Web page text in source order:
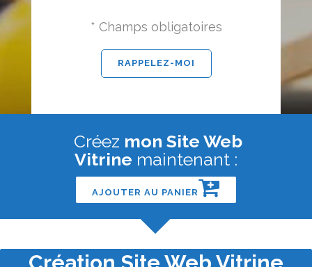
* Champs obligatoires
Créez mon Site Web
Vitrine maintenant :
AJOUTER AU PANIER